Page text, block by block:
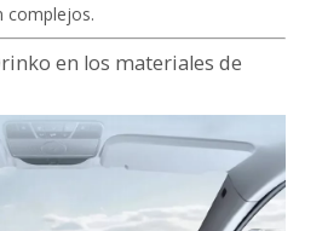
complejos.
en los materiales de